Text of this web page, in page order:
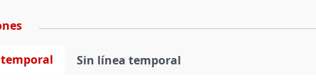
Sin línea temporal